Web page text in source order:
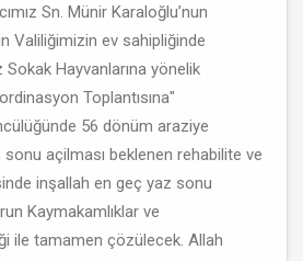
Sn. Münir Karaloğlu’nun
Valiliğimizin ev sahipliğinde
Hayvanlarına yönelik
Toplantısına"
56 dönüm araziye
sonu açilması beklenen rehabilite ve
inşallah en geç yaz sonu
Kaymakamlıklar ve
ile tamamen çözülecek. Allah